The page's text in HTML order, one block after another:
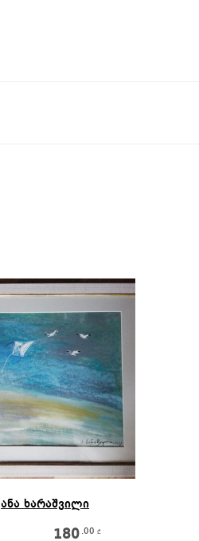
ანა ხარაშვილი
180 .00 ₾